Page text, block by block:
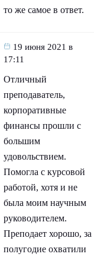
то же самое в ответ.
19 июня 2021 в
17:11
Отличный
преподаватель,
корпоративные
финансы прошли с
большим
удовольствием.
Помогла с курсовой
работой, хотя и не
была моим научным
руководителем.
Преподает хорошо, за
полугодие охватили